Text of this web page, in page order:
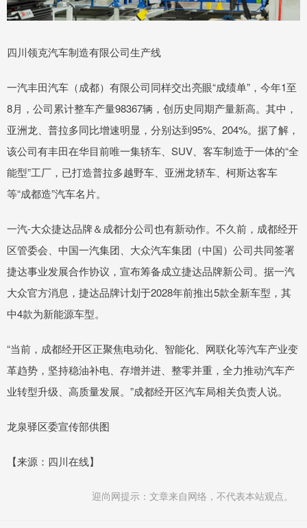
四川领克汽车制造有限公司生产线
一汽丰田汽车（成都）有限公司同样交出亮眼“成绩单”，今年1至
8月，公司累计整车产量98367辆，创历史同期产量新高。其中，
亚洲龙、普拉多同比增速明显，分别达到95%、204%。据了解，
该公司有丰田在华目前唯一集轿车、SUV、客车制造于一体的“全
能型”工厂，已打造普拉多越野车、亚洲龙轿车、柯斯达客车
等“成都造”汽车名片。
一汽-大众捷达品牌＆成都分公司也有新动作。不久前，成都经开
区管委会、中国一汽集团、大众汽车集团（中国）公司共同签署
捷达事业发展合作协议，宣布筹备成立捷达品牌新公司。据一汽
大众官方消息，捷达品牌计划于2028年前推出5款全新车型，其
中4款为新能源车型。
“当前，成都经开区正聚焦电动化、智能化、网联化等汽车产业变
革趋势，坚持稳油补电、存增并进、整零并重，全力推动汽车产
业转型升级、高质量发展。”成都经开区汽车局相关负责人说。
龙泉驿区委宣传部供图
【来源：四川在线】
迎尚网提示：文章来自网络，不代表本站观点。